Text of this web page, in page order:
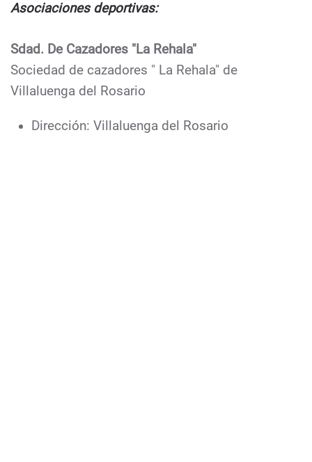
Asociaciones deportivas:
Sdad. De Cazadores "La Rehala"
Sociedad de cazadores " La Rehala" de
Villaluenga del Rosario
Dirección: Villaluenga del Rosario